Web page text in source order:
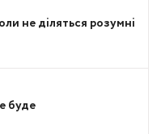
не діляться розумні
буде